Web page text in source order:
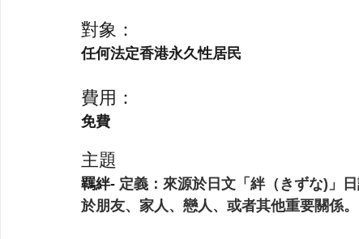
對象：
任何法定香港永久性居民
費用：
免費
主題
羈絆- 定義：來源於日文「絆（きずな)」
於朋友、家人、戀人、或者其他重要關係。